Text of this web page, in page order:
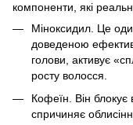
компоненти, які
Міноксидил. Це
доведеною
голови, активує
росту волосся.
Кофеїн. Він блокує
спричиняє